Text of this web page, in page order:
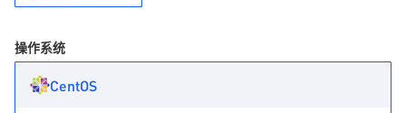
操作系统
CentOS